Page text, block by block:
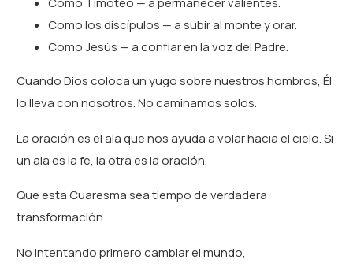
Como los discípulos — a subir al monte y orar.
Como Jesús — a confiar en la voz del Padre.
Cuando Dios coloca un yugo sobre nuestros hombros, Él
lo lleva con nosotros. No caminamos solos.
La oración es el ala que nos ayuda a volar hacia el cielo. Si
un ala es la fe, la otra es la oración.
Que esta Cuaresma sea tiempo de verdadera
transformación
No intentando primero cambiar el mundo,